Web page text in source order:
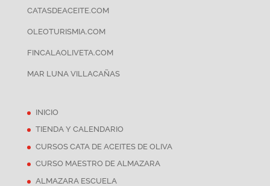
CATASDEACEITE.COM
OLEOTURISMIA.COM
FINCALAOLIVETA.COM
MAR LUNA VILLACAÑAS
INICIO
TIENDA Y CALENDARIO
CURSOS CATA DE ACEITES DE OLIVA
CURSO MAESTRO DE ALMAZARA
ALMAZARA ESCUELA